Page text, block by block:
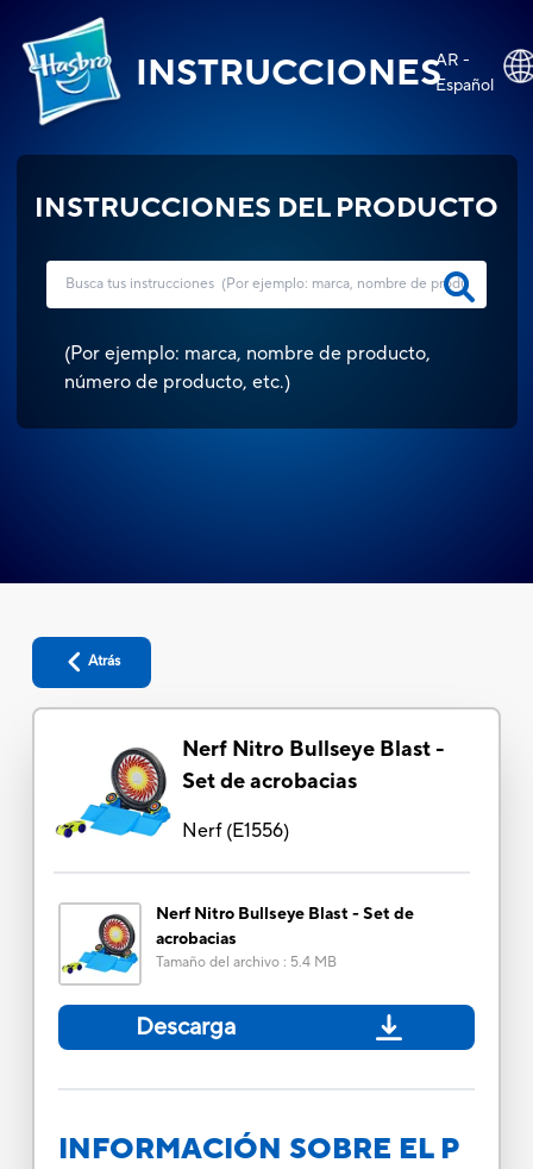
INSTRUCCIONESAR -
Español
INSTRUCCIONES DEL PRODUCTO
(Por ejemplo: marca, nombre de producto,
número de producto, etc.)
Atrás
Nerf Nitro Bullseye Blast -
Set de acrobacias
Nerf(E1556)
Nerf Nitro Bullseye Blast - Set de
acrobacias
Tamaño del archivo: 5.4 MB
Descarga
INFORMACIÓN SOBRE EL P